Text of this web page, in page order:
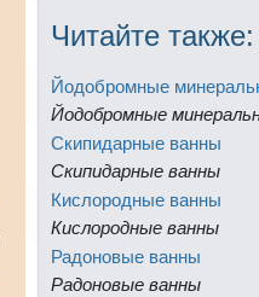
Читайте тaкже:
Йодобpомные
Йодобpомные
Скипидарные ванны
Скипидарные ванны
Кислоpодные ванны
Кислоpодные ванны
Радоновые ванны
Радоновые ванны